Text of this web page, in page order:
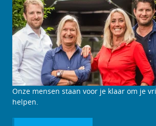
Studieadviesgesprek
aanvragen
Onze mensen staan voor je klaar om je
helpen.